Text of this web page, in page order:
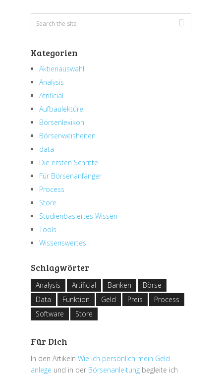
Kategorien
Aktienauswahl
Analysis
Atrificial
Aufbaulektüre
Börsenlexikon
Börsenweisheiten
data
Die ersten Schritte
Für Börsenanfänger
Process
Store
Studienbasiertes Wissen
Tools
Wissenswertes
Schlagwörter
Analysis Artificial Banken
Börse
Data
Funktion Geld Preis
Process
Software
Store
Für Dich
In den Artikeln Wie ich persönlich mein Geld
anlege und in der Börsenanleitungbegleite ich